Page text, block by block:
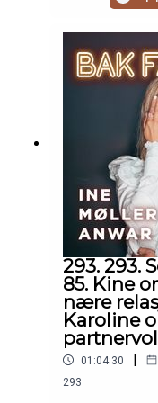
sponset av
Fredrikstad.
onlinetimer
293. 293.
85. Kine
nære
Karoline
01:04:30 |
293